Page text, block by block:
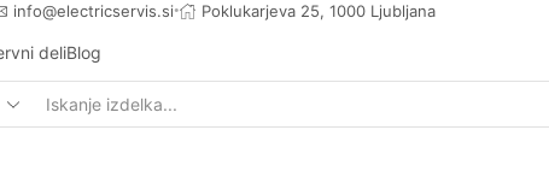
info@electricservis.si Poklukarjeva 25, 1000 Ljubljana
deliBlog